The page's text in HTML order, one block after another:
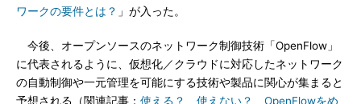
ワークの要件とは？ 」が入った。
今後、オープンソースのネットワーク制御技術「OpenFlow」
に代表されるように、仮想化／クラウドに対応したネットワーク
の自動制御や一元管理を可能にする技術や製品に関心が集まると
予想される（関連記事： 使える？ 使えない？ OpenFlowをめ